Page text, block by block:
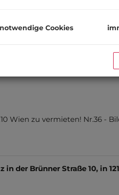
der Brünner Straße 10, in
Cookies